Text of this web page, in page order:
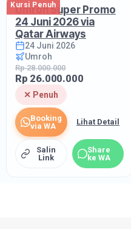
Kursi Penuh
Umroh Super Promo
24 Juni 2026 via
Qatar Airways
24 Juni 2026
Umroh
Rp 28.000.000
Rp 26.000.000
✕ Penuh
Booking
via WA
Lihat Detail
Salin
Link
Share
ke WA